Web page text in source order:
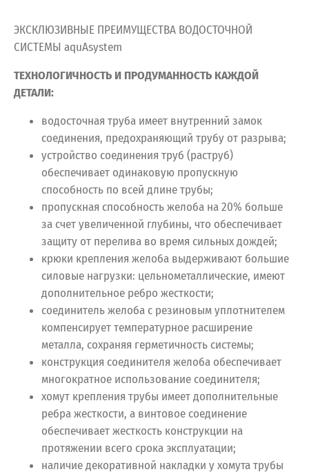
ЭКСКЛЮЗИВНЫЕ ПРЕИМУЩЕСТВА ВОДОСТОЧНОЙ
СИСТЕМЫ aquAsystem
ТЕХНОЛОГИЧНОСТЬ И ПРОДУМАННОСТЬ КАЖДОЙ
ДЕТАЛИ:
водосточная труба имеет внутренний замок
соединения, предохраняющий трубу от разрыва;
устройство соединения труб (раструб)
обеспечивает одинаковую пропускную
способность по всей длине трубы;
пропускная способность желоба на 20% больше
за счет увеличенной глубины, что обеспечивает
защиту от перелива во время сильных дождей;
крюки крепления желоба выдерживают большие
силовые нагрузки: цельнометаллические, имеют
дополнительное ребро жесткости;
соединитель желоба с резиновым уплотнителем
компенсирует температурное расширение
металла, сохраняя герметичность системы;
конструкция соединителя желоба обеспечивает
многократное использование соединителя;
хомут крепления трубы имеет дополнительные
ребра жесткости, а винтовое соединение
обеспечивает жесткость конструкции на
протяжении всего срока эксплуатации;
наличие декоративной накладки у хомута трубы